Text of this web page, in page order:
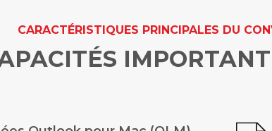
CARACTÉRISTIQUES PRINCIPALES DU